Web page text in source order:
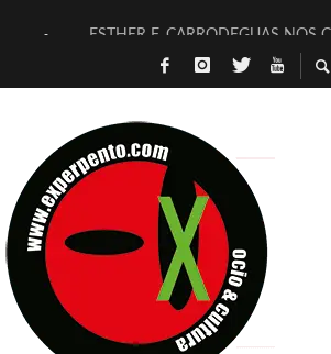
ESTHER F. CARRODEGUAS NOS
[TERRA DE GUAPES] DE
TIMBRE 4, LA ESCUELA DEL
30 AÑOS (NO ES NADA) DE LA
MILITARES JUDÍAS EN
D’BALDOMEROS REINVENTAN
MARSHALL FLASH PRESENTA EN